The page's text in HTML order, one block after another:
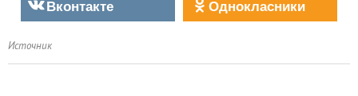
Вконтакте
Однокласники
Источник